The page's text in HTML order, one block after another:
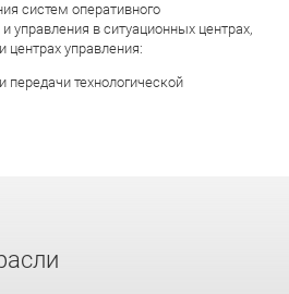
систем оперативного
управления в ситуационных центрах,
центрах управления:
передачи технологической